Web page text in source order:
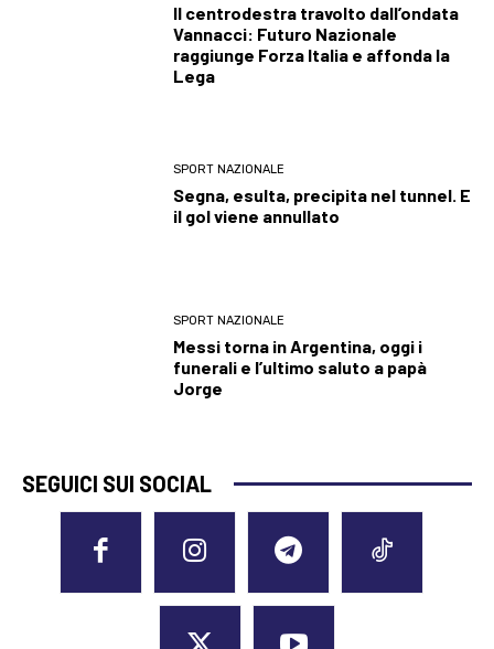
Il centrodestra travolto dall’ondata
Vannacci: Futuro Nazionale
raggiunge Forza Italia e affonda la
Lega
SPORT NAZIONALE
Segna, esulta, precipita nel tunnel. E
il gol viene annullato
SPORT NAZIONALE
Messi torna in Argentina, oggi i
funerali e l’ultimo saluto a papà
Jorge
SEGUICI SUI SOCIAL